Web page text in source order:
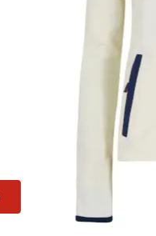
Tuigage en dekbeslag
Boten, toebehoren en fun
Meubels en lifestyle